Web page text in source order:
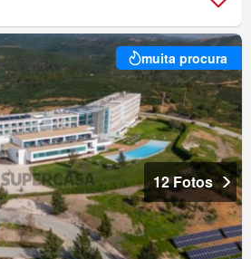
muita procura
12 Fotos